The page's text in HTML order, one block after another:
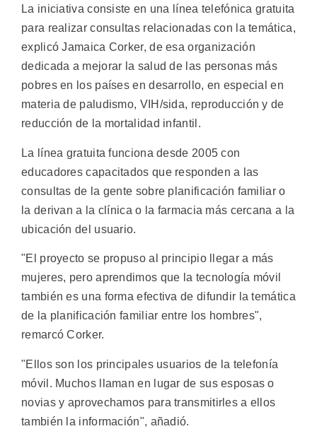
La iniciativa consiste en una línea telefónica gratuita
para realizar consultas relacionadas con la temática,
explicó Jamaica Corker, de esa organización
dedicada a mejorar la salud de las personas más
pobres en los países en desarrollo, en especial en
materia de paludismo, VIH/sida, reproducción y de
reducción de la mortalidad infantil.
La línea gratuita funciona desde 2005 con
educadores capacitados que responden a las
consultas de la gente sobre planificación familiar o
la derivan a la clínica o la farmacia más cercana a la
ubicación del usuario.
"El proyecto se propuso al principio llegar a más
mujeres, pero aprendimos que la tecnología móvil
también es una forma efectiva de difundir la temática
de la planificación familiar entre los hombres",
remarcó Corker.
"Ellos son los principales usuarios de la telefonía
móvil. Muchos llaman en lugar de sus esposas o
novias y aprovechamos para transmitirles a ellos
también la información", añadió.